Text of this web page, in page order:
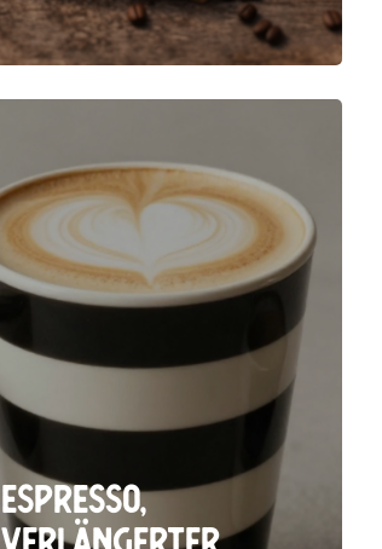
Espresso,